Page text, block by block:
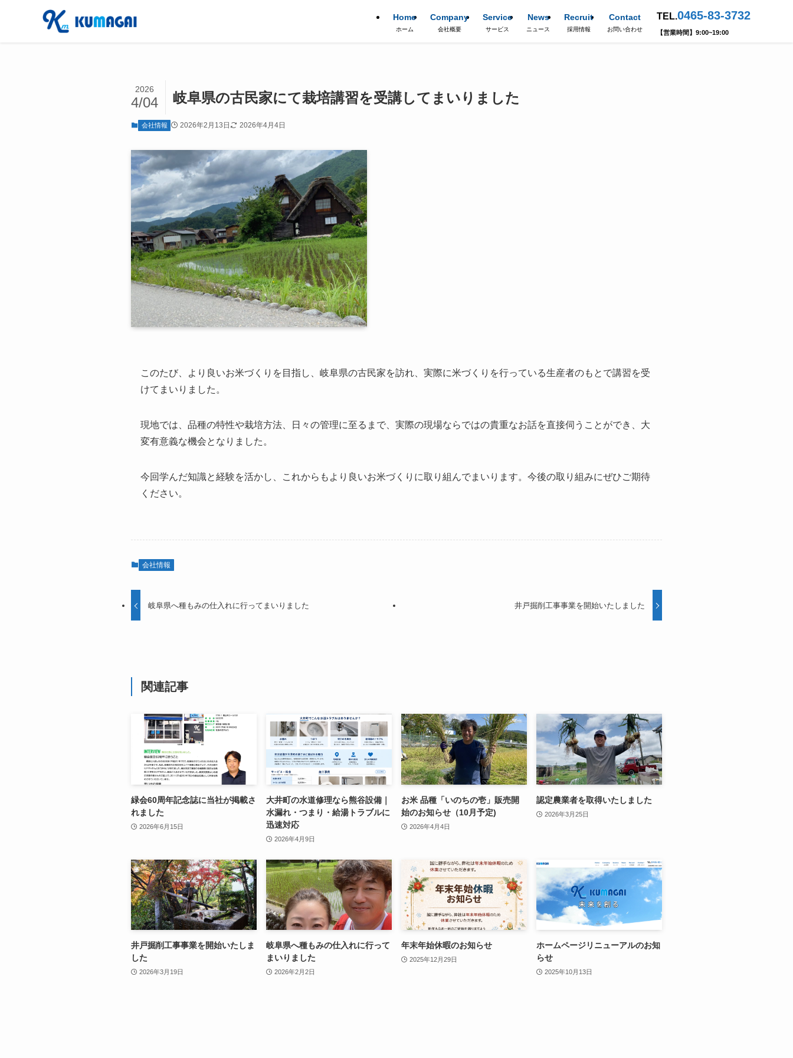
Home
ホーム
Company
会社概要
Service
サービス
News
ニュース
Recruit
採用情報
Contact
お問い合わせ
TEL.0465-83-3732
【営業時間】9:00~19:00
岐阜県の古民家にて栽培講習を受講してまいりました
2026
4/04
会社情報 2026年2月13日 2026年4月4日
このたび、より良いお米づくりを目指し、岐阜県の古民家を訪れ、実際に米づくりを行っている生産者のもとで講習を受
けてまいりました。
現地では、品種の特性や栽培方法、日々の管理に至るまで、実際の現場ならではの貴重なお話を直接伺うことができ、大
変有意義な機会となりました。
今回学んだ知識と経験を活かし、これからもより良いお米づくりに取り組んでまいります。今後の取り組みにぜひご期待
ください。
会社情報
岐阜県へ種もみの仕入れに行ってまいりました 井戸掘削工事事業を開始いたしました
関連記事
緑会60周年記念誌に当社が掲載さ
れました
2026年6月15日
大井町の水道修理なら熊谷設備｜
水漏れ・つまり・給湯トラブルに
迅速対応
2026年4月9日
お米 品種「いのちの壱」販売開
始のお知らせ（10月予定)
2026年4月4日
認定農業者を取得いたしました
2026年3月25日
井戸掘削工事事業を開始いたしま
した
2026年3月19日
岐阜県へ種もみの仕入れに行って
まいりました
2026年2月2日
年末年始休暇のお知らせ
2025年12月29日
ホームページリニューアルのお知
らせ
2025年10月13日